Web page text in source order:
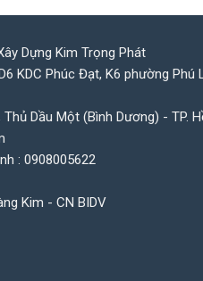
Dựng Kim Trọng Phát
KDC Phúc Đạt, K6 phường Phú
Dầu Một (Bình Dương) - TP.
: 0908005622
Kim - CN BIDV